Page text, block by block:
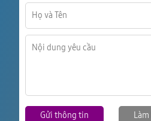
Gửi thông tin